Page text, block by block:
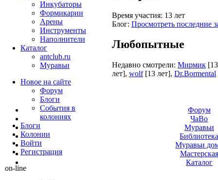
Время участия: 13 лет
Блог: Просмотреть последние
Любопытные
Недавно смотрели: Мирмик
лет], wolf [13 лет], Dr.Bormental
Инкубаторы
Формикарии
Арены
Инструменты
Наполнители
Каталог
antclub.ru
Муравьи
Новое на сайте
Форум
Блоги
События в
колониях
Блоги
Колонии
Войти
Peгиcтpaция
on-line
Форум
ЧаВо
Муравьи
Муравьи
Мастерская
Каталог